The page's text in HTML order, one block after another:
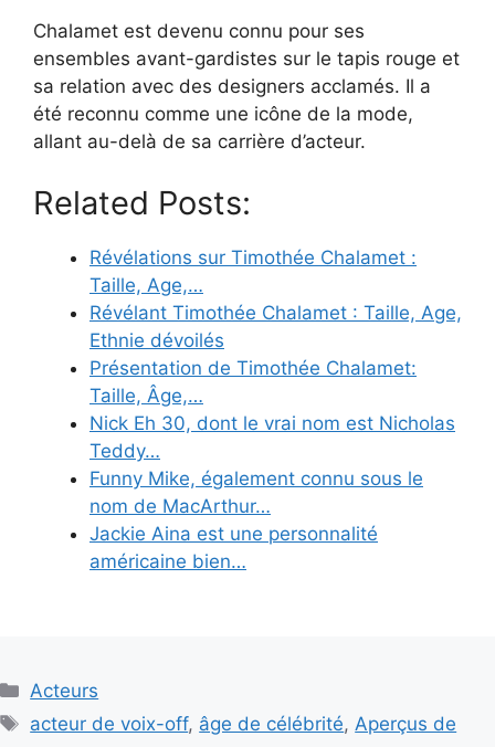
Chalamet est devenu connu pour ses
ensembles avant-gardistes sur le tapis rouge et
sa relation avec des designers acclamés. Il a
été reconnu comme une icône de la mode,
allant au-delà de sa carrière d’acteur.
Related Posts:
Révélations sur Timothée Chalamet :
Taille, Age,…
Révélant Timothée Chalamet : Taille, Age,
Ethnie dévoilés
Présentation de Timothée Chalamet:
Taille, Âge,…
Nick Eh 30, dont le vrai nom est Nicholas
Teddy…
Funny Mike, également connu sous le
nom de MacArthur…
Jackie Aina est une personnalité
américaine bien…
Categories
Acteurs
Tags
acteur de voix-off, âge de célébrité,Aperçus de